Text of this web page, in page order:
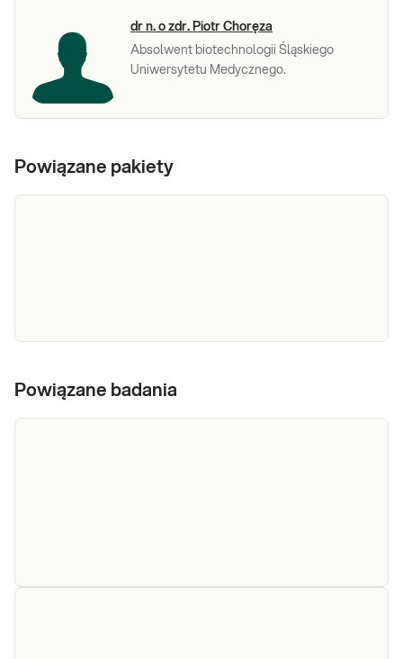
dr n. o zdr. Piotr Choręza
Absolwent biotechnologii Śląskiego
Uniwersytetu Medycznego.
Powiązane pakiety
badania
Uwaga! Jeżeli kupujesz badanie dla dziecka,
Powiązane badania